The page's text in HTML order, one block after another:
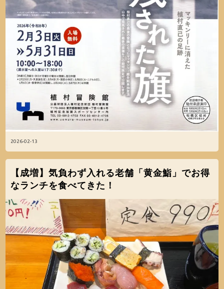
2026-02-13
【成増】気負わず入れる老舗「黄金鮨」でお得
なランチを食べてきた！